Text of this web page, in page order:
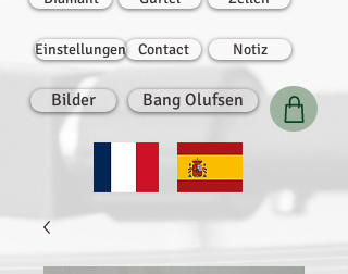
Einstellungen Contact Notiz
Bilder Bang Olufsen